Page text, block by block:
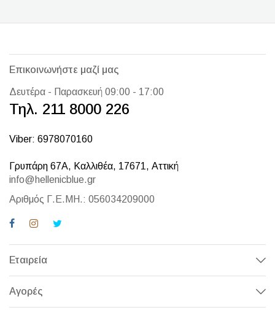
Επικοινωνήστε μαζί μας
Δευτέρα - Παρασκευή 09:00 - 17:00
Τηλ. 211 8000 226
Viber: 6978070160
Γρυπάρη 67Α, Καλλιθέα, 17671, Αττική
info@hellenicblue.gr
Αριθμός Γ.Ε.ΜΗ.: 056034209000
Εταιρεία
Αγορές